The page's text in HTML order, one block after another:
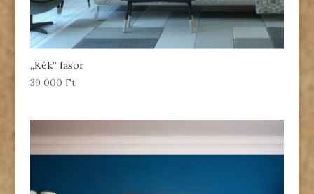
„Kék” fasor
39 000 Ft